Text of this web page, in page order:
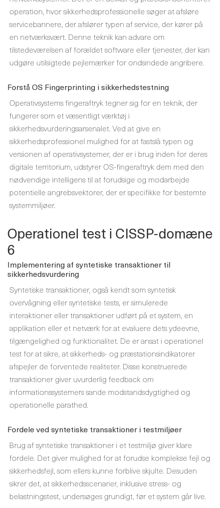
operation, hvor sikkerhedsprofessionelle søger at afsløre
servicebannere, der afslører typen af ​​service, der kører på
en netværksvært. Denne teknik kan advare om
tilstedeværelsen af ​​forældet software eller tjenester, der kan
udgøre utilsigtede pejlemærker for ondsindede angribere.
Forstå OS Fingerprinting i sikkerhedstestning
Operativsystems fingeraftryk tegner sig for en teknik, der
fungerer som et væsentligt værktøj i
sikkerhedsvurderingsarsenalet. Ved at give en
sikkerhedsprofessionel mulighed for at fastslå typen og
versionen af ​​operativsystemer, der er i brug inden for deres
digitale territorium, udstyrer OS-fingeraftryk dem med den
nødvendige intelligens til at forudsige og modarbejde
potentielle angrebsvektorer, der er specifikke for bestemte
systemmiljøer.
Operationel test i CISSP-domæne
6
Implementering af syntetiske transaktioner til
sikkerhedsvurdering
Syntetiske transaktioner, også kendt som syntetisk
overvågning eller syntetiske tests, er simulerede
interaktioner eller transaktioner udført på et system, en
applikation eller et netværk for at evaluere dets ydeevne,
tilgængelighed og funktionalitet. De er ansat i operationel
test for at sikre, at sikkerheds- og præstationsindikatorer
afspejler de forventede realiteter. Disse konstruerede
transaktioner giver uvurderlig feedback om
informationssystemers sande modstandsdygtighed og
operationelle parathed.
Fordele ved syntetiske transaktioner i testmiljøer
Brug af syntetiske transaktioner i et testmiljø giver klare
fordele. Det giver mulighed for at forudse komplekse fejl og
sikkerhedsfejl, som ellers kunne forblive skjulte. Desuden
sikrer det, at sikkerhedsscenarier, inklusive stress- og
belastningstest, undersøges grundigt, før et system går live.